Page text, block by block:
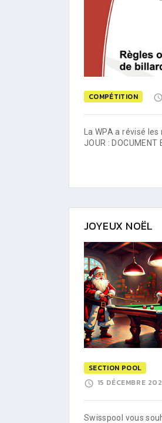
COMPÉTITION
La WPA a révisé
JOUR : DOCUMENT
JOYEUX NOËL
SECTION POOL
15 DÉCEMBRE
Swisspool vous